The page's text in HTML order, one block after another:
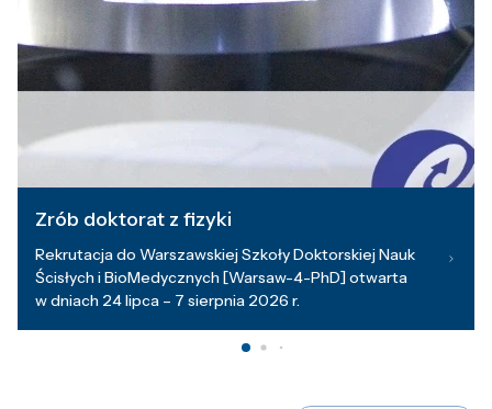
Zrób doktorat z fizyki
Rekrutacja do Warszawskiej Szkoły Doktorskiej Nauk
Ścisłych i BioMedycznych [Warsaw-4-PhD] otwarta
w dniach 24 lipca – 7 sierpnia 2026 r.